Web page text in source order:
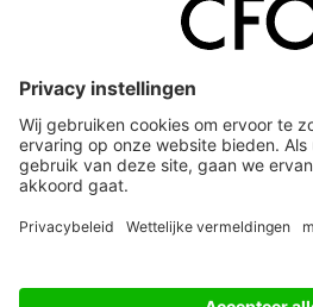
Service & Contact
Werken bij ons
Privacy Statement
Algemene Voorwaarden